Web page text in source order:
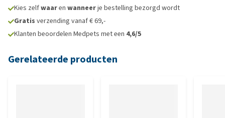
Kies zelfwaaren wanneerje bestelling bezorgd wordt
Gratis verzending vanaf € 69,-
Klanten beoordelen Medpets met een 4,6/5
Gerelateerde producten